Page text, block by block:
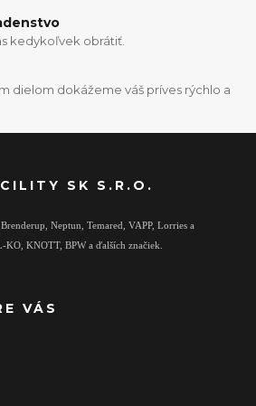
kedykoľvek obrátiť.
dielom dokážeme váš príves rýchlo a
SK S.R.O.
Neptun, Temared, VAPP, Lorries a
KNOTT, BPW a ďalších značiek.
VÁS